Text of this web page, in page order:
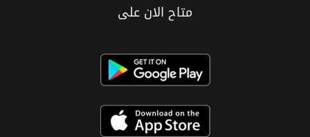
متاح الان على